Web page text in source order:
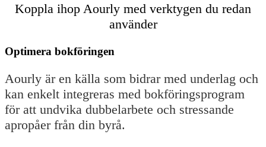
Koppla ihop Aourly med verktygen du redan
använder
Optimera bokföringen
Aourly är en källa som bidrar med underlag och
kan enkelt integreras med bokföringsprogram
för att undvika dubbelarbete och stressande
apropåer från din byrå.